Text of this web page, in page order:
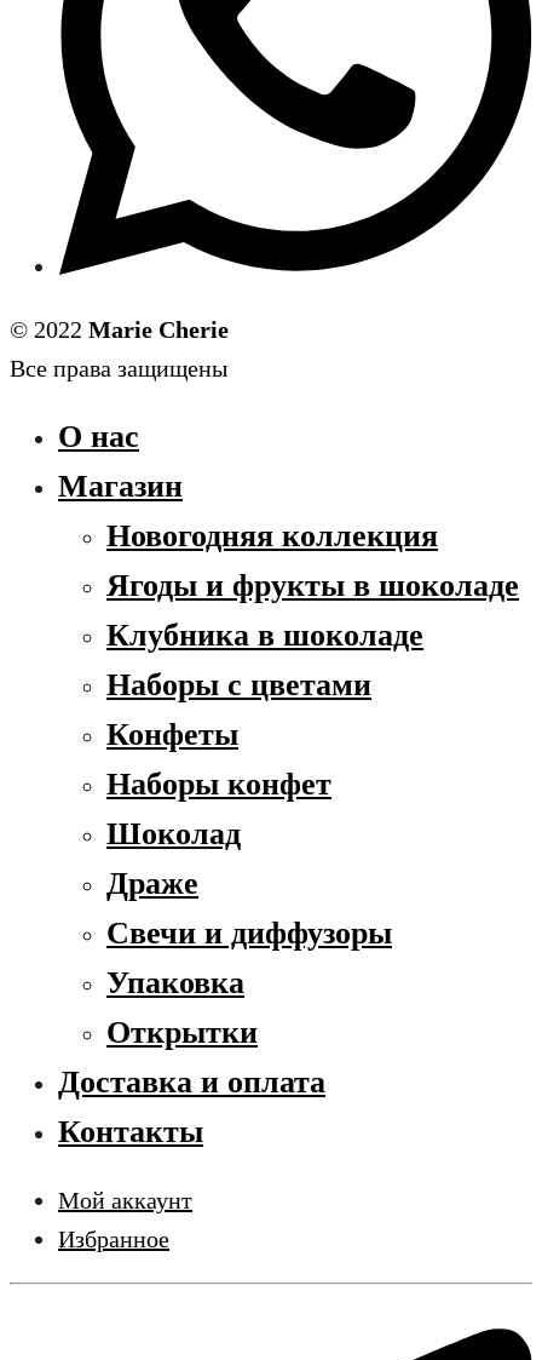
© 2022 Marie Cherie
Все права защищены
О нас
Магазин
Новогодняя коллекция
Ягоды и фрукты в шоколаде
Клубника в шоколаде
Наборы с цветами
Конфеты
Наборы конфет
Шоколад
Драже
Свечи и диффузоры
Упаковка
Открытки
Доставка и оплата
Контакты
Мой аккаунт
Избранное